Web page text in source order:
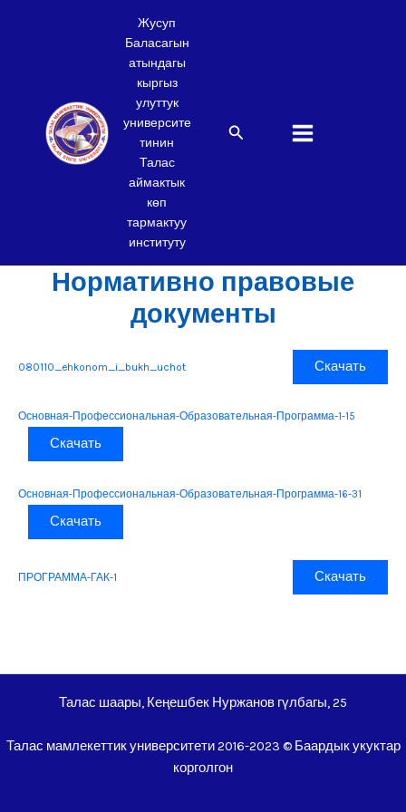
Жусуп
Баласагын
атындагы
кыргыз
улуттук
университе
тинин
Талас
аймактык
көп
тармактуу
институту
Search
Нормативно правовые
документы
080110_ehkonom_i_bukh_uchot Скачать
Основная-Профессиональная-Образовательная-Программа-1-15
Скачать
Основная-Профессиональная-Образовательная-Программа-16-31
Скачать
ПРОГРАММА-ГАК-1 Скачать
Талас шаары, Кеңешбек Нуржанов гүлбагы, 25
Талас мамлекеттик университети 2016-2023 © Баардык укуктар
корголгон